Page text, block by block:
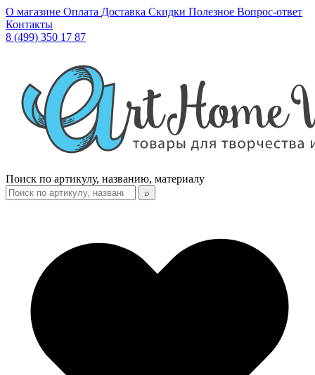
О магазине Оплата Доставка Скидки Полезное Вопрос-ответ
Контакты
8 (499) 350 17 87
Поиск по артикулу, названию, материалу
⌕